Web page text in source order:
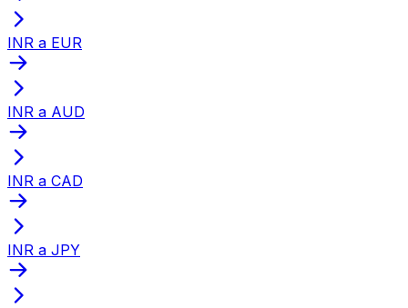
INR a EUR
INR a AUD
INR a CAD
INR a JPY